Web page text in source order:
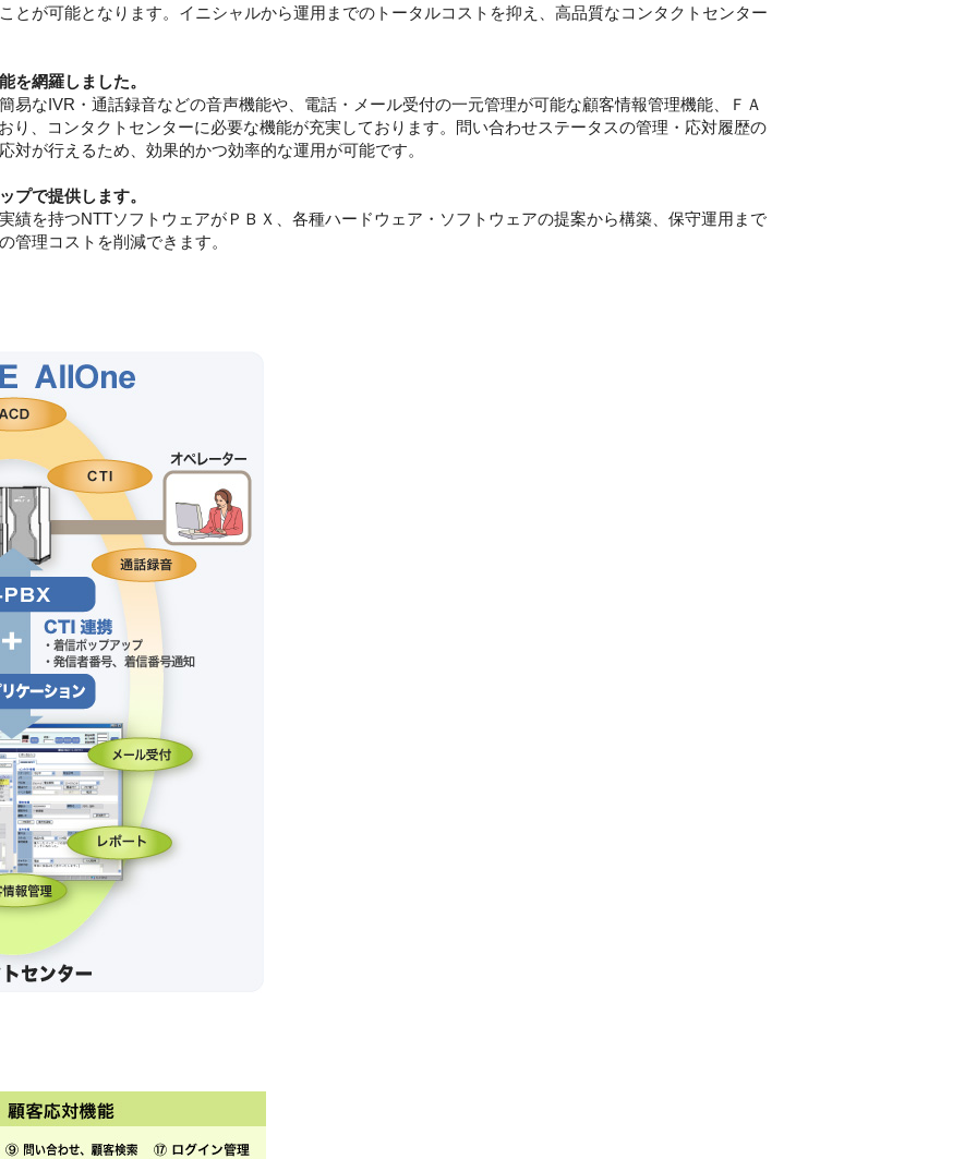
とが可能となります。イニシャルから運用までのトータルコストを抑え、高品質なコンタクトセンター
を網羅しました。
易なIVR・通話録音などの音声機能や、電話・メール受付の一元管理が可能な顧客情報管理機能、ＦＡ
り、コンタクトセンターに必要な機能が充実しております。問い合わせステータスの管理・応対履歴の
対が行えるため、効果的かつ効率的な運用が可能です。
プで提供します。
績を持つNTTソフトウェアがＰＢＸ、各種ハードウェア・ソフトウェアの提案から構築、保守運用まで
管理コストを削減できます。